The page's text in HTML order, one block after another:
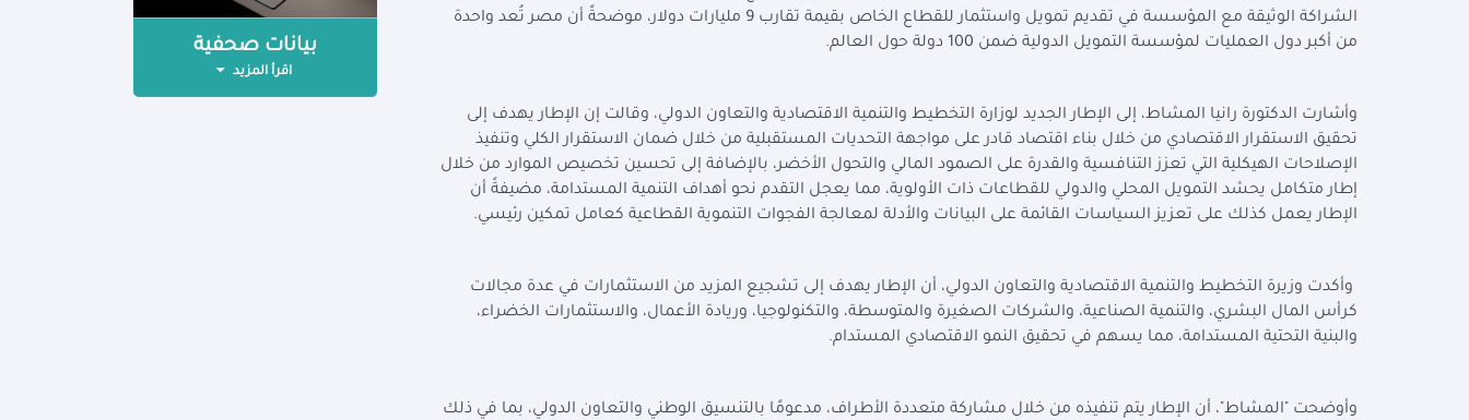
الشراكة الوثيقة مع المؤسسة في تقديم تمويل واستثمار للقطاع الخاص بقيمة تقارب 9 مليارات دولار، موضحةً أن مصر تُعد واحدة
من أكبر دول العمليات لمؤسسة التمويل الدولية ضمن 100 دولة حول العالم.
وأشارت الدكتورة رانيا المشاط، إلى الإطار الجديد لوزارة التخطيط والتنمية الاقتصادية والتعاون الدولي، وقالت إن الإطار يهدف إلى
تحقيق الاستقرار الاقتصادي من خلال بناء اقتصاد قادر على مواجهة التحديات المستقبلية من خلال ضمان الاستقرار الكلي وتنفيذ
الإصلاحات الهيكلية التي تعزز التنافسية والقدرة على الصمود المالي والتحول الأخضر، بالإضافة إلى تحسين تخصيص الموارد من خلال
إطار متكامل يحشد التمويل المحلي والدولي للقطاعات ذات الأولوية، مما يعجل التقدم نحو أهداف التنمية المستدامة، مضيفةً أن
الإطار يعمل كذلك على تعزيز السياسات القائمة على البيانات والأدلة لمعالجة الفجوات التنموية القطاعية كعامل تمكين رئيسي.
وأكدت وزيرة التخطيط والتنمية الاقتصادية والتعاون الدولي، أن الإطار يهدف إلى تشجيع المزيد من الاستثمارات في عدة مجالات
كرأس المال البشري، والتنمية الصناعية، والشركات الصغيرة والمتوسطة، والتكنولوجيا، وريادة الأعمال، والاستثمارات الخضراء،
والبنية التحتية المستدامة، مما يسهم في تحقيق النمو الاقتصادي المستدام.
وأوضحت "المشاط"، أن الإطار يتم تنفيذه من خلال مشاركة متعددة الأطراف، مدعومًا بالتنسيق الوطني والتعاون الدولي، بما في ذلك
بيانات صحفية
اقرأ المزيد